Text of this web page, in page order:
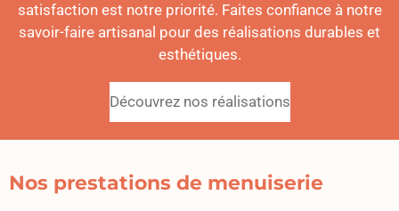
satisfaction est notre priorité. Faites confiance à notre
savoir-faire artisanal pour des réalisations durables et
esthétiques.
Découvrez nos réalisations
Nos prestations de menuiserie